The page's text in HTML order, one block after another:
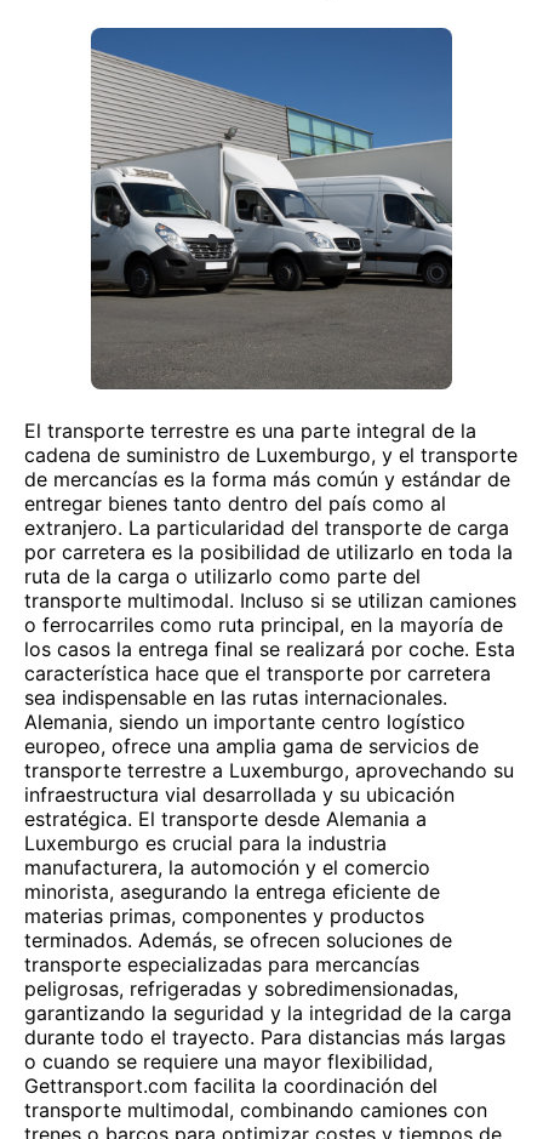
El transporte terrestre es una parte integral de la
cadena de suministro de Luxemburgo, y el transporte
de mercancías es la forma más común y estándar de
entregar bienes tanto dentro del país como al
extranjero. La particularidad del transporte de carga
por carretera es la posibilidad de utilizarlo en toda la
ruta de la carga o utilizarlo como parte del
transporte multimodal. Incluso si se utilizan camiones
o ferrocarriles como ruta principal, en la mayoría de
los casos la entrega final se realizará por coche. Esta
característica hace que el transporte por carretera
sea indispensable en las rutas internacionales.
Alemania, siendo un importante centro logístico
europeo, ofrece una amplia gama de servicios de
transporte terrestre a Luxemburgo, aprovechando su
infraestructura vial desarrollada y su ubicación
estratégica. El transporte desde Alemania a
Luxemburgo es crucial para la industria
manufacturera, la automoción y el comercio
minorista, asegurando la entrega eficiente de
materias primas, componentes y productos
terminados. Además, se ofrecen soluciones de
transporte especializadas para mercancías
peligrosas, refrigeradas y sobredimensionadas,
garantizando la seguridad y la integridad de la carga
durante todo el trayecto. Para distancias más largas
o cuando se requiere una mayor flexibilidad,
Gettransport.com facilita la coordinación del
transporte multimodal, combinando camiones con
trenes o barcos para optimizar costes y tiempos de